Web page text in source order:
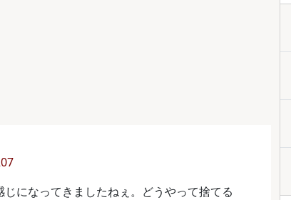
になってきましたねぇ。どうやって捨てる